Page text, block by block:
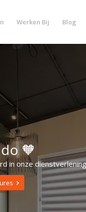
Werken Bij Blog
🧡
in onze